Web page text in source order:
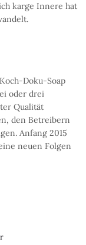
karge Innere hat
Doku-Soap
oder drei
Qualität
den Betreibern
Anfang 2015
neuen Folgen